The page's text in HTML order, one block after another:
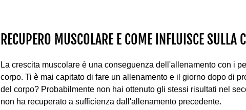
RECUPERO MUSCOLARE E COME INFLUISCE SULLA
La crescita muscolare è una conseguenza dell'allenamento con i
corpo. Ti è mai capitato di fare un allenamento e il giorno dopo di
del corpo? Probabilmente non hai ottenuto gli stessi risultati nel
non ha recuperato a sufficienza dall'allenamento precedente.